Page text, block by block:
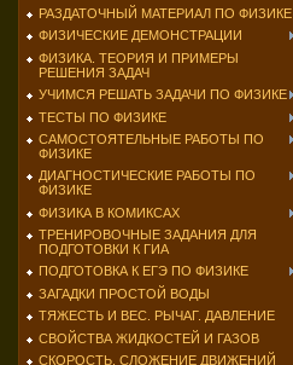
РАЗДАТОЧНЫЙ МАТЕРИАЛ ПО ФИЗИКЕ
ФИЗИЧЕСКИЕ ДЕМОНСТРАЦИИ
ФИЗИКА. ТЕОРИЯ И ПРИМЕРЫ
РЕШЕНИЯ ЗАДАЧ
УЧИМСЯ РЕШАТЬ ЗАДАЧИ ПО ФИЗИКЕ
ТЕСТЫ ПО ФИЗИКЕ
САМОСТОЯТЕЛЬНЫЕ РАБОТЫ ПО
ФИЗИКЕ
ДИАГНОСТИЧЕСКИЕ РАБОТЫ ПО
ФИЗИКЕ
ФИЗИКА В КОМИКСАХ
ТРЕНИРОВОЧНЫЕ ЗАДАНИЯ ДЛЯ
ПОДГОТОВКИ К ГИА
ПОДГОТОВКА К ЕГЭ ПО ФИЗИКЕ
ЗАГАДКИ ПРОСТОЙ ВОДЫ
ТЯЖЕСТЬ И ВЕС. РЫЧАГ. ДАВЛЕНИЕ
СВОЙСТВА ЖИДКОСТЕЙ И ГАЗОВ
СКОРОСТЬ. СЛОЖЕНИЕ ДВИЖЕНИЙ